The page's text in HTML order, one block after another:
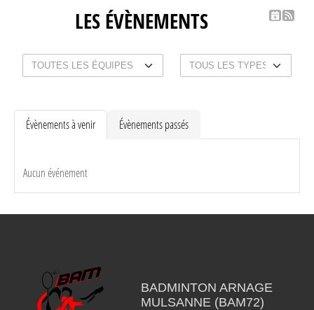
LES ÉVÈNEMENTS
Évènements à venir Évènements passés
Aucun événement
BADMINTON ARNAGE
MULSANNE (BAM72)